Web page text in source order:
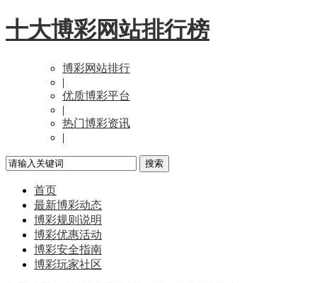
十大博彩网站排行榜
博彩网站排行
|
优质博彩平台
|
热门博彩资讯
|
首页
最新博彩动态
博彩规则说明
博彩优惠活动
博彩安全指南
博彩玩家社区